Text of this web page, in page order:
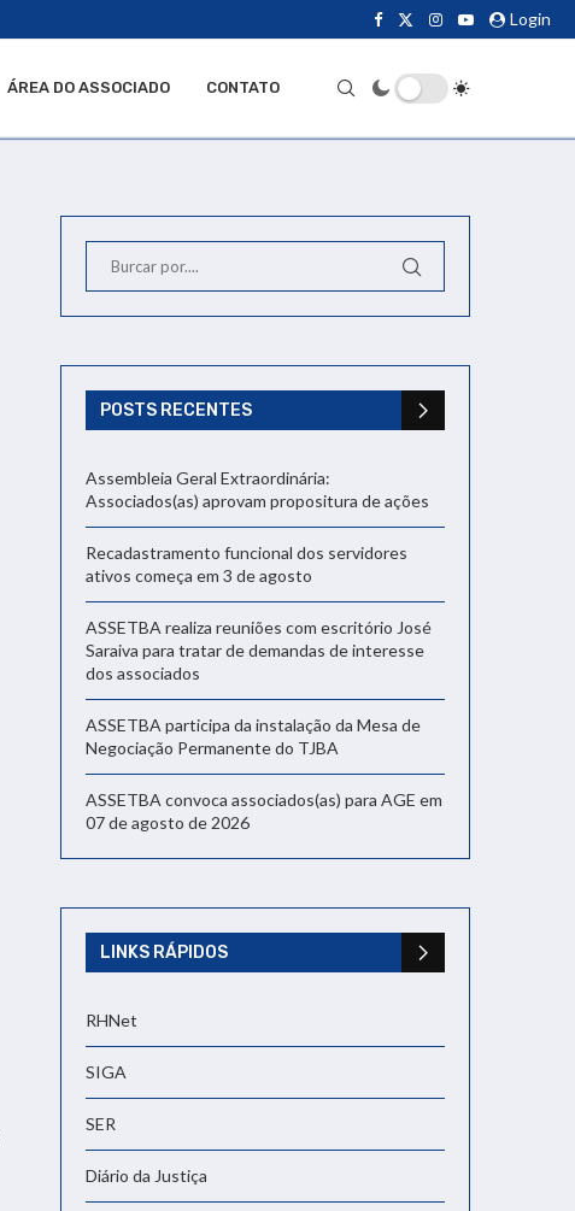
Login
ÁREA DO ASSOCIADO CONTATO
POSTS RECENTES
Assembleia Geral Extraordinária:
Associados(as) aprovam propositura de ações
Recadastramento funcional dos servidores
ativos começa em 3 de agosto
ASSETBA realiza reuniões com escritório José
Saraiva para tratar de demandas de interesse
dos associados
ASSETBA participa da instalação da Mesa de
Negociação Permanente do TJBA
ASSETBA convoca associados(as) para AGE em
07 de agosto de 2026
LINKS RÁPIDOS
RHNet
SIGA
SER
Diário da Justiça